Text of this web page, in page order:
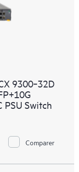
9300‑32D
PSU Switch
Comparer